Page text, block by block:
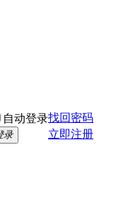
自动登录找回密码
录 立即注册